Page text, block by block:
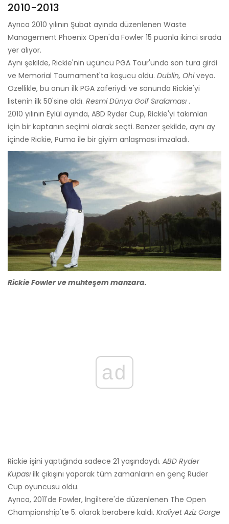
2010-2013
Ayrıca 2010 yılının Şubat ayında düzenlenen Waste
Management Phoenix Open'da Fowler 15 puanla ikinci sırada
yer alıyor.
Aynı şekilde, Rickie'nin üçüncü PGA Tour'unda son tura girdi
ve Memorial Tournament'ta koşucu oldu. Dublin, Ohiveya.
Özellikle, bu onun ilk PGA zaferiydi ve sonunda Rickie'yi
listenin ilk 50'sine aldı. Resmi Dünya Golf Sıralaması .
2010 yılının Eylül ayında, ABD Ryder Cup, Rickie'yi takımları
için bir kaptanın seçimi olarak seçti. Benzer şekilde, aynı ay
içinde Rickie, Puma ile bir giyim anlaşması imzaladı.
Rickie Fowler ve muhteşem manzara.
ad
Rickie işini yaptığında sadece 21 yaşındaydı. ABD Ryder
Kupası ilk çıkışını yaparak tüm zamanların en genç Ruder
Cup oyuncusu oldu.
Ayrıca, 2011'de Fowler, İngiltere'de düzenlenen The Open
Championship'te 5. olarak berabere kaldı. Kraliyet Aziz Gorge